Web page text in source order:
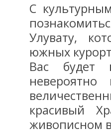
С
Улувату,
южных
Вас будет
красивый
живописном